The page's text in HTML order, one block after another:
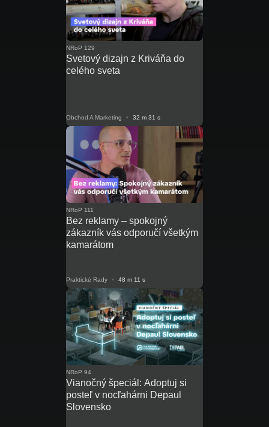
NRoP 129
Svetový dizajn z Kriváňa do
celého sveta
Obchod A Marketing • 32 m 31 s
NRoP 111
Bez reklamy – spokojný
zákazník vás odporučí všetkým
kamarátom
Praktické Rady • 48 m 11 s
NRoP 94
Vianočný špeciál: Adoptuj si
posteľ v nocľahárni Depaul
Slovensko